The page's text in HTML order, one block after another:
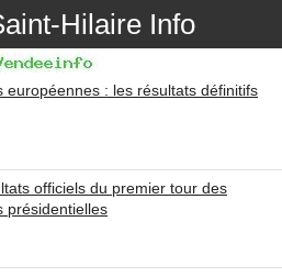
Hilaire Info
européennes : les résultats définitifs
officiels du premier tour des
présidentielles